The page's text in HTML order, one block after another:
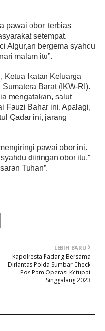
pawai obor, terbias
setempat.
Algur,an bergema syahdu
malam itu”.
Ketua Ikatan Keluarga
Barat (IKW-RI).
mengatakan, salut
Fauzi Bahar ini. Apalagi,
Qadar ini, jarang
pawai obor ini.
diiringan obor itu,”
Tuhan”.
LEBIH BARU
Kapolresta Padang Bersama
Dirlantas Polda Sumbar Check
Pos Pam Operasi Ketupat
Singgalang 2023